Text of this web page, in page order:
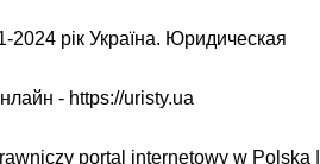
2024 рік Україна. Юридическая
- https://uristy.ua
portal internetowy w Polska |